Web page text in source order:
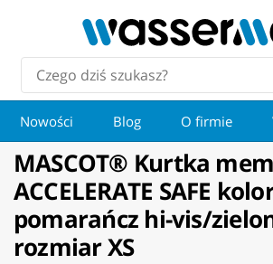
Nowości Blog O firmie
MASCOT® Kurtka
ACCELERATE SAFE
pomarańcz hi-vis/
rozmiar XS